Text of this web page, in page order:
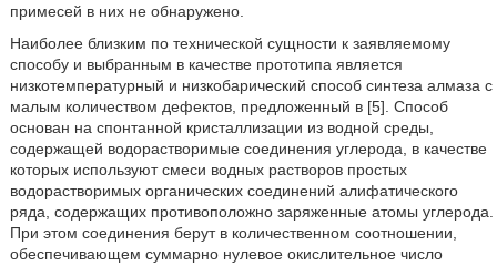
примесей в них не обнаружено.
Наиболее близким по технической сущности к заявляемому
способу и выбранным в качестве прототипа является
низкотемпературный и низкобарический способ синтеза алмаза с
малым количеством дефектов, предложенный в [5]. Способ
основан на спонтанной кристаллизации из водной среды,
содержащей водорастворимые соединения углерода, в качестве
которых используют смеси водных растворов простых
водорастворимых органических соединений алифатического
ряда, содержащих противоположно заряженные атомы углерода.
При этом соединения берут в количественном соотношении,
обеспечивающем суммарно нулевое окислительное число